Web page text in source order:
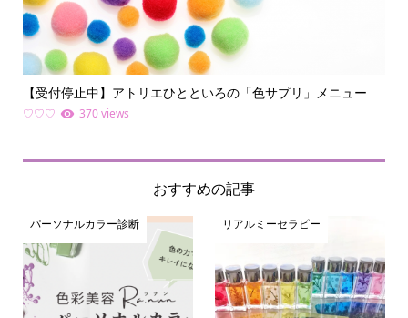
【受付停止中】アトリエひとといろの「色サプリ」メニュー
♡♡♡ 370 views
おすすめの記事
パーソナルカラー診断 リアルミーセラピー